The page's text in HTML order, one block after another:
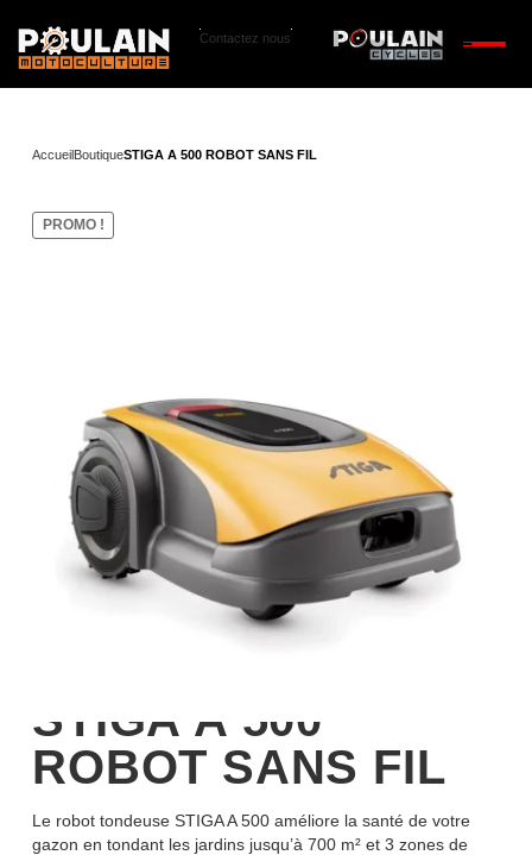
Contactez nous
AccueilBoutiqueSTIGA A 500 ROBOT SANS FIL
PROMO !
STIGA A 500
ROBOT SANS FIL
Le robot tondeuse STIGA A 500 améliore la santé de votre
gazon en tondant les jardins jusqu’à 700 m² et 3 zones de